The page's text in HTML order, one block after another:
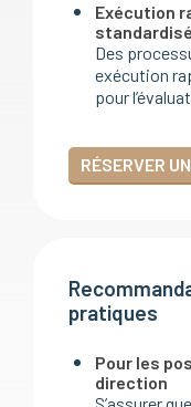
Exécution
Des
exécution
pour
RÉSERVER
pratiques
Pour les
direction
S’assurer